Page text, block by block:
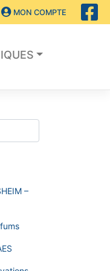
MON COMPTE
–